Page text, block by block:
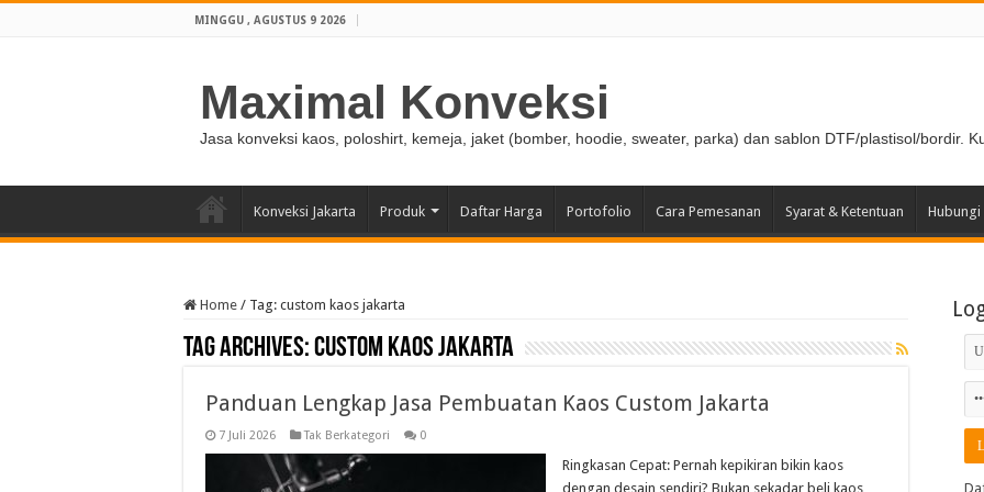
MINGGU , AGUSTUS 9 2026
Maximal Konveksi
Jasa konveksi kaos, poloshirt, kemeja, jaket (bomber, hoodie, sweater, parka) dan sablon DTF/plastisol/bordir.
Konveksi Jakarta Produk Daftar Harga Portofolio Cara Pemesanan Syarat & Ketentuan Hubungi
Home / Tag: custom kaos jakarta
Tag Archives:custom kaos jakarta
Panduan Lengkap Jasa Pembuatan Kaos Custom Jakarta
7 Juli 2026 Tak Berkategori 0
Ringkasan Cepat: Pernah kepikiran bikin kaos
dengan desain sendiri? Bukan sekadar beli kaos